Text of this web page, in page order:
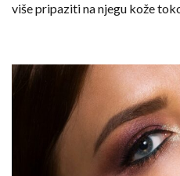
više pripaziti na njegu kože